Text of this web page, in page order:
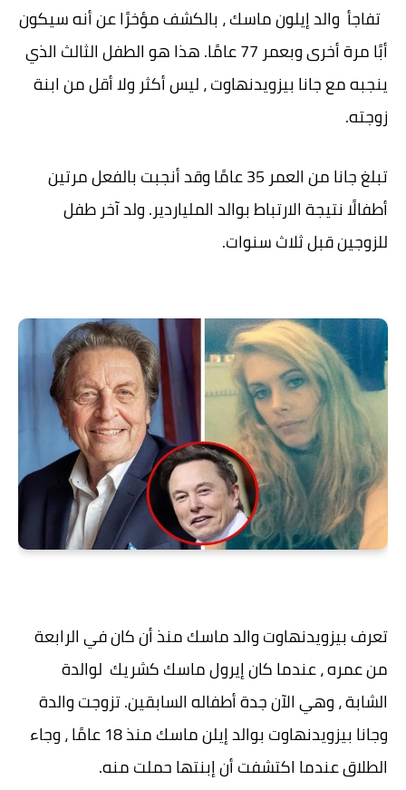
تفاجأ والد إيلون ماسك ، بالكشف مؤخرًا عن أنه سيكون
أبًا مرة أخرى وبعمر 77 عامًا. هذا هو الطفل الثالث الذي
ينجبه مع جانا بيزويدنهاوت ، ليس أكثر ولا أقل من ابنة
زوجته.
تبلغ جانا من العمر 35 عامًا وقد أنجبت بالفعل مرتين
أطفالًا نتيجة الارتباط بوالد الملياردير. ولد آخر طفل
للزوجين قبل ثلاث سنوات.
تعرف بيزويدنهاوت والد ماسك منذ أن كان في الرابعة
من عمره ، عندما كان إيرول ماسك كشريك لوالدة
الشابة ، وهي الآن جدة أطفاله السابقين. تزوجت والدة
وجانا بيزويدنهاوت بوالد إيلن ماسك منذ 18 عامًا ، وجاء
الطلاق عندما اكتشفت أن إبنتها حملت منه.